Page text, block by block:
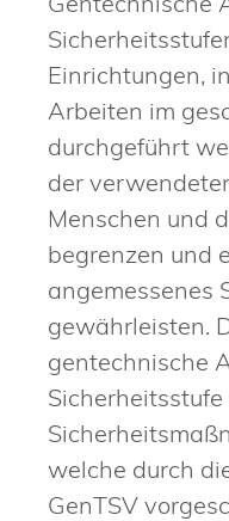
Einrichtungen,
Arbeiten im
durchgeführt
der
Menschen und
begrenzen und
angemessenes
gewährleisten.
gentechnische
welche durch
GenTSV